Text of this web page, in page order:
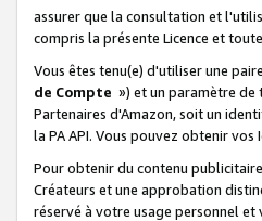
assurer que la consultation et
compris la présente Licence et
Vous êtes tenu(e) d'utiliser une
de Compte ») et un paramètre
Partenaires d'Amazon, soit un
la PA API. Vous pouvez obtenir vos
Pour obtenir du contenu
Créateurs et une approbation
réservé à votre usage personnel